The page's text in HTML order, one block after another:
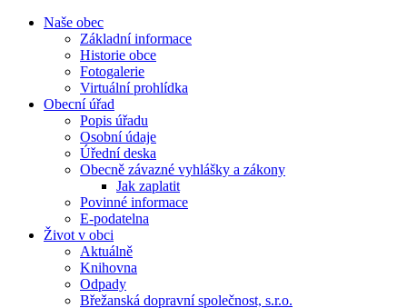
Naše obec
Základní informace
Historie obce
Fotogalerie
Virtuální prohlídka
Obecní úřad
Popis úřadu
Osobní údaje
Úřední deska
Obecně závazné vyhlášky a zákony
Jak zaplatit
Povinné informace
E-podatelna
Život v obci
Aktuálně
Knihovna
Odpady
Břežanská dopravní společnost, s.r.o.